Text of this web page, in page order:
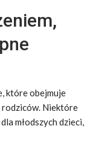
które obejmuje
rodziców. Niektóre
młodszych dzieci,